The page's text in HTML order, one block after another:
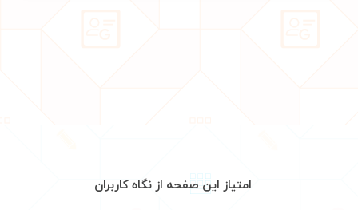
امتیاز این صفحه از نگاه کاربران